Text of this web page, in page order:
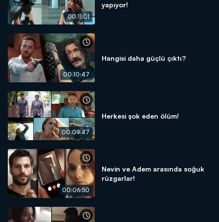
00:11:01
yapıyor!
00:10:47
Hangisi daha güçlü çıktı?
00:09:47
Herkesi şok eden ölüm!
00:06:50
Nevin ve Adem arasında soğuk
rüzgarlar!